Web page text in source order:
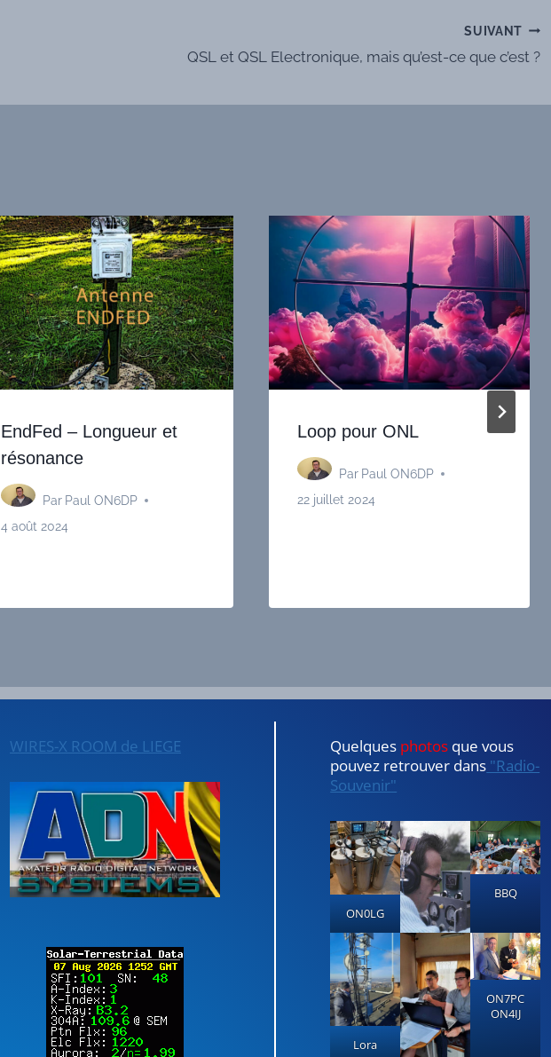
SUIVANT
QSL et QSL Electronique, mais qu’est-ce que c’est ?
EndFed – Longueur et
résonance
Par Paul ON6DP
4 août 2024
Loop pour ONL
Par Paul ON6DP
22 juillet 2024
WIRES-X ROOM de LIEGE Quelques photos que vous
pouvez retrouver dans "Radio-
Souvenir"
ON0LG
BBQ
Lora
ON7PC
ON4IJ